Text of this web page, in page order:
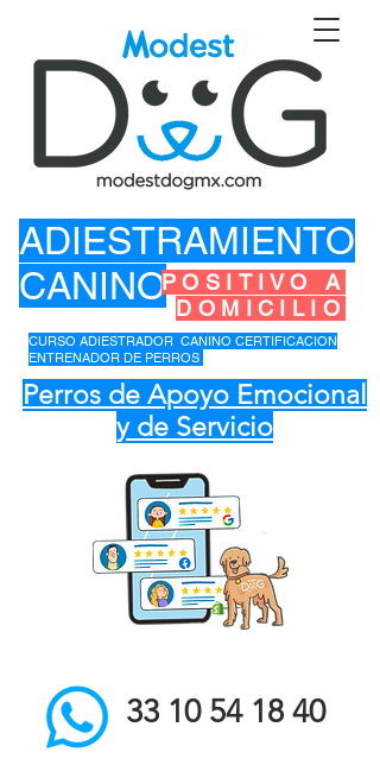
ADIESTRAMIENTO
CANINOPOSITIVO A
DOMICILIO
Perros de Apoyo Emocional
y de Servicio
el mejor entrenador de
perros a domicilio qro ver
pue gdl cdmx mty cdmx
modest dog adiestramiento
33 10 54 18 40
CURSO ADIESTRADOR CANINO CERTIFICACION
ENTRENADOR DE PERROS